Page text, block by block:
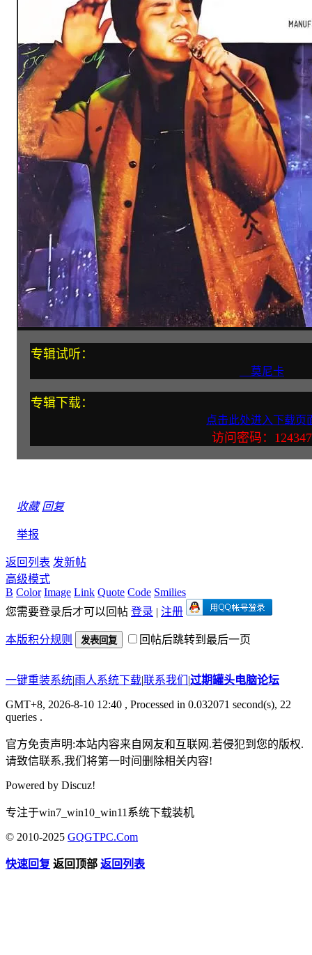
专辑试听：
莫尼卡
专辑下载：
点击此处进入下载页
访问密码：124347
收藏 回复
举报
返回列表 发新帖
高级模式
B Color Image Link Quote Code Smilies
您需要登录后才可以回帖 登录 | 注册
本版积分规则 发表回复 回帖后跳转到最后一页
一键重装系统|雨人系统下载|联系我们 |过期罐头电脑论坛
GMT+8, 2026-8-10 12:40 , Processed in 0.032071 second(s), 22
queries .
官方免责声明:本站内容来自网友和互联网.若侵犯到您的版权.
请致信联系,我们将第一时间删除相关内容!
Powered by Discuz!
专注于win7_win10_win11系统下载装机
© 2010-2025 GQGTPC.Com
快速回复 返回顶部 返回列表